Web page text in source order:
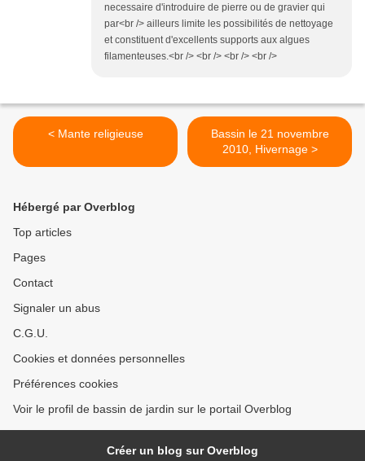
necessaire d'introduire de pierre ou de gravier qui
par<br /> ailleurs limite les possibilités de nettoyage
et constituent d'excellents supports aux algues
filamenteuses.<br /> <br /> <br /> <br />
< Mante religieuse
Bassin le 21 novembre
2010, Hivernage >
Hébergé par Overblog
Top articles
Pages
Contact
Signaler un abus
C.G.U.
Cookies et données personnelles
Préférences cookies
Voir le profil de bassin de jardin sur le portail Overblog
Créer un blog sur Overblog